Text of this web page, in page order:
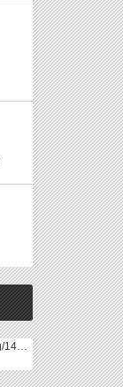
world-weather.ru/pogoda/russia/yekaterinburg/14days/